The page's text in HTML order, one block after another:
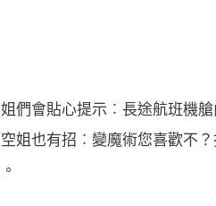
們會貼心提示︰長途航班機
姐也有招︰變魔術您喜歡不